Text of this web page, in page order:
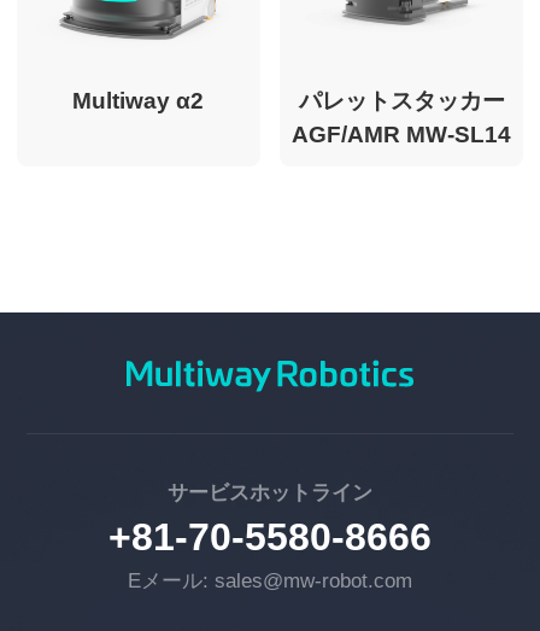
Multiway α2
パレットスタッカー
AGF/AMR MW-SL14
サービスホットライン
+81-70-5580-8666
Eメール: sales@mw-robot.com